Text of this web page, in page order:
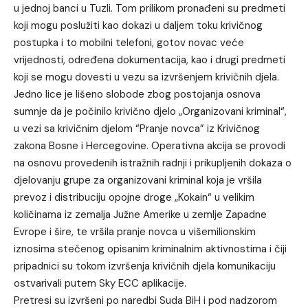
u jednoj banci u Tuzli. Tom prilikom pronađeni su predmeti
koji mogu poslužiti kao dokazi u daljem toku krivičnog
postupka i to mobilni telefoni, gotov novac veće
vrijednosti, određena dokumentacija, kao i drugi predmeti
koji se mogu dovesti u vezu sa izvršenjem krivičnih djela.
Jedno lice je lišeno slobode zbog postojanja osnova
sumnje da je počinilo krivično djelo „Organizovani kriminal“,
u vezi sa krivičnim djelom “Pranje novca” iz Krivičnog
zakona Bosne i Hercegovine. Operativna akcija se provodi
na osnovu provedenih istražnih radnji i prikupljenih dokaza o
djelovanju grupe za organizovani kriminal koja je vršila
prevoz i distribuciju opojne droge „Kokain“ u velikim
količinama iz zemalja Južne Amerike u zemlje Zapadne
Evrope i šire, te vršila pranje novca u višemilionskim
iznosima stečenog opisanim kriminalnim aktivnostima i čiji
pripadnici su tokom izvršenja krivičnih djela komunikaciju
ostvarivali putem Sky ECC aplikacije.
Pretresi su izvršeni po naredbi Suda BiH i pod nadzorom